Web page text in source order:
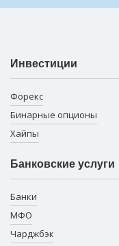
Инвестиции
Форекс
Бинарные опционы
Хайпы
Банковские услуги
Банки
МФО
Чарджбэк